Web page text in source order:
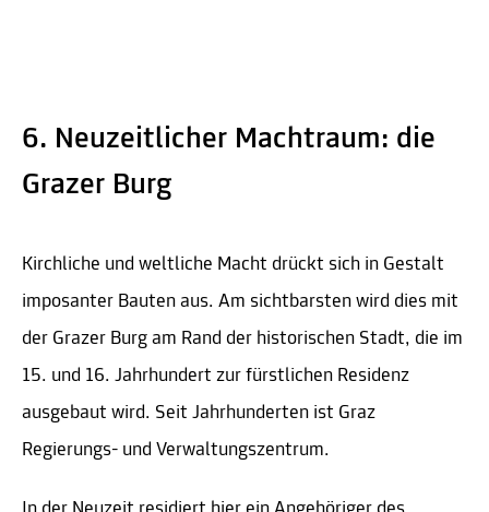
6. Neuzeitlicher Machtraum: die
Grazer Burg
Kirchliche und weltliche Macht drückt sich in Gestalt
imposanter Bauten aus. Am sichtbarsten wird dies mit
der Grazer Burg am Rand der historischen Stadt, die im
15. und 16. Jahrhundert zur fürstlichen Residenz
ausgebaut wird. Seit Jahrhunderten ist Graz
Regierungs- und Verwaltungszentrum.